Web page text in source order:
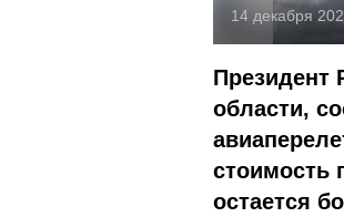
14 декабря
Президент
области,
стоимость
остается